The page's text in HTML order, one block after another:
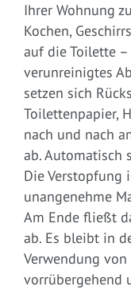
Ihrer Wohnung
Kochen,
auf die Toilette
verunreinigtes
setzen sich
Toilettenpapier,
nach und nach
ab. Automatisch
Die Verstopfung
unangenehme
Am Ende fließt
ab. Es bleibt in
Verwendung
vorrübergehend